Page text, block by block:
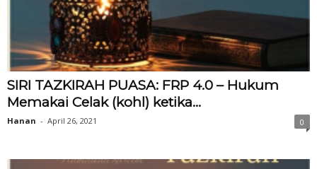
SIRI TAZKIRAH PUASA: FRP 4.0 – Hukum
Memakai Celak (kohl) ketika...
Hanan - April 26, 2021 0